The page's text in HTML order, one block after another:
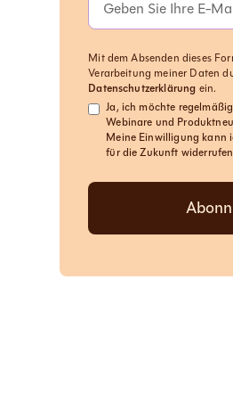
Mit dem Absenden dieses
Verarbeitung meiner Daten
Datenschutzerklärung ein.
Ja, ich möchte
Webinare und
Meine Einwilligung kann
für die Zukunft